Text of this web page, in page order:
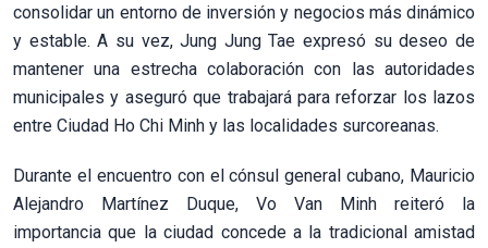
consolidar un entorno de inversión y negocios más dinámico
y estable. A su vez, Jung Jung Tae expresó su deseo de
mantener una estrecha colaboración con las autoridades
municipales y aseguró que trabajará para reforzar los lazos
entre Ciudad Ho Chi Minh y las localidades surcoreanas.
Durante el encuentro con el cónsul general cubano, Mauricio
Alejandro Martínez Duque, Vo Van Minh reiteró la
importancia que la ciudad concede a la tradicional amistad